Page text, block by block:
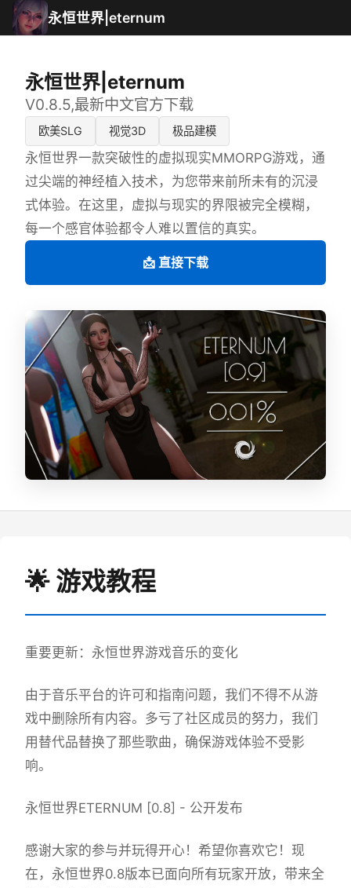
永恒世界|eternum
永恒世界|eternum
V0.8.5,最新中文官方下载
欧美SLG 视觉3D 极品建模
永恒世界一款突破性的虚拟现实MMORPG游戏，通
过尖端的神经植入技术，为您带来前所未有的沉浸
式体验。在这里，虚拟与现实的界限被完全模糊，
每一个感官体验都令人难以置信的真实。
📩 直接下载
🌟 游戏教程
重要更新：永恒世界游戏音乐的变化
由于音乐平台的许可和指南问题，我们不得不从游
戏中删除所有内容。多亏了社区成员的努力，我们
用替代品替换了那些歌曲，确保游戏体验不受影
响。
永恒世界ETERNUM [0.8] - 公开发布
感谢大家的参与并玩得开心！希望你喜欢它！现
在，永恒世界0.8版本已面向所有玩家开放，带来全